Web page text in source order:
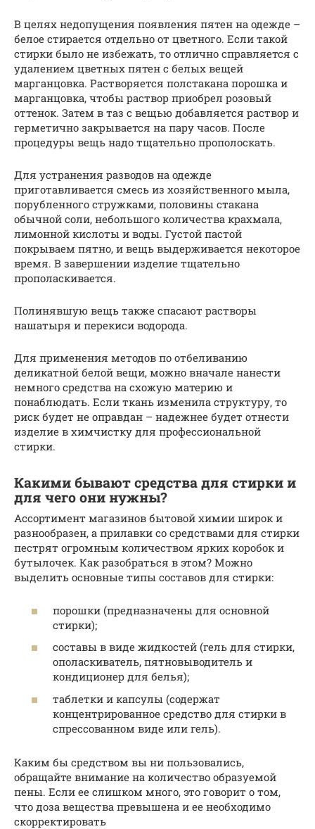
В целях недопущения появления пятен на одежде –
белое стирается отдельно от цветного. Если такой
стирки было не избежать, то отлично справляется с
удалением цветных пятен с белых вещей
марганцовка. Растворяется полстакана порошка и
марганцовка, чтобы раствор приобрел розовый
оттенок. Затем в таз с вещью добавляется раствор и
герметично закрывается на пару часов. После
процедуры вещь надо тщательно прополоскать.
Для устранения разводов на одежде
приготавливается смесь из хозяйственного мыла,
порубленного стружками, половины стакана
обычной соли, небольшого количества крахмала,
лимонной кислоты и воды. Густой пастой
покрываем пятно, и вещь выдерживается некоторое
время. В завершении изделие тщательно
прополаскивается.
Полинявшую вещь также спасают растворы
нашатыря и перекиси водорода.
Для применения методов по отбеливанию
деликатной белой вещи, можно вначале нанести
немного средства на схожую материю и
понаблюдать. Если ткань изменила структуру, то
риск будет не оправдан – надежнее будет отнести
изделие в химчистку для профессиональной
стирки.
Какими бывают средства для стирки и
для чего они нужны?
Ассортимент магазинов бытовой химии широк и
разнообразен, а прилавки со средствами для стирки
пестрят огромным количеством ярких коробок и
бутылочек. Как разобраться в этом? Можно
выделить основные типы составов для стирки:
порошки (предназначены для основной
стирки);
составы в виде жидкостей (гель для стирки,
ополаскиватель, пятновыводитель и
кондиционер для белья);
таблетки и капсулы (содержат
концентрированное средство для стирки в
спрессованном виде или гель).
Каким бы средством вы ни пользовались,
обращайте внимание на количество образуемой
пены. Если ее слишком много, это говорит о том,
что доза вещества превышена и ее необходимо
скорректировать